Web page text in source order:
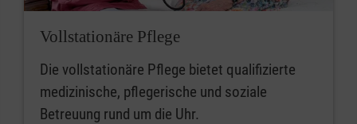
Vollstationäre Pflege
Die vollstationäre Pflege bietet qualifizierte
medizinische, pflegerische und soziale
Betreuung rund um die Uhr.